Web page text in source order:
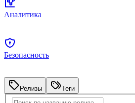
Аналитика
Безопасность
Релизы Теги